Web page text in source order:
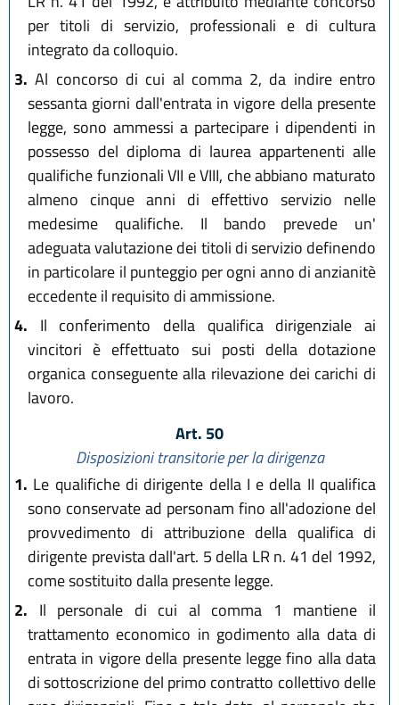
per titoli di servizio, professionali e di cultura
integrato da colloquio.
3. Al concorso di cui al comma 2, da indire entro
sessanta giorni dall'entrata in vigore della presente
legge, sono ammessi a partecipare i dipendenti in
possesso del diploma di laurea appartenenti alle
qualifiche funzionali VII e VIII, che abbiano maturato
almeno cinque anni di effettivo servizio nelle
medesime qualifiche. Il bando prevede un'
adeguata valutazione dei titoli di servizio definendo
in particolare il punteggio per ogni anno di anzianitè
eccedente il requisito di ammissione.
4. Il conferimento della qualifica dirigenziale ai
vincitori è effettuato sui posti della dotazione
organica conseguente alla rilevazione dei carichi di
lavoro.
Art. 50
Disposizioni transitorie per la dirigenza
1. Le qualifiche di dirigente della I e della II qualifica
sono conservate ad personam fino all'adozione del
provvedimento di attribuzione della qualifica di
dirigente prevista dall'art. 5 della LR n. 41 del 1992,
come sostituito dalla presente legge.
2. Il personale di cui al comma 1 mantiene il
trattamento economico in godimento alla data di
entrata in vigore della presente legge fino alla data
di sottoscrizione del primo contratto collettivo delle